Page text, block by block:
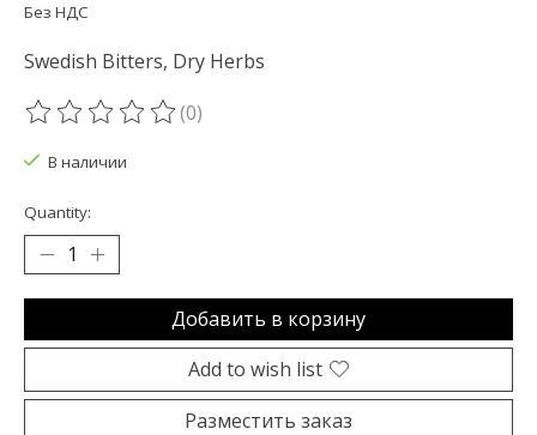
Без НДС
Swedish Bitters, Dry Herbs
The rating of this product is
(0)
В наличии
Quantity:
Добавить в корзину
Add to wish list
Разместить заказ